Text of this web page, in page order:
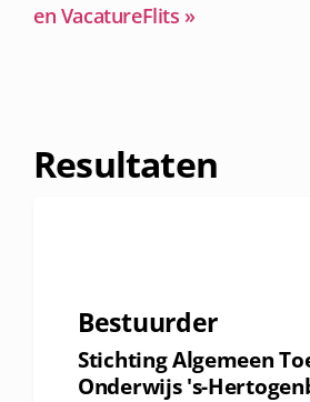
en VacatureFlits »
Resultaten
Bestuurder
Stichting Algemeen
Onderwijs 's-